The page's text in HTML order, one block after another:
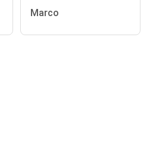
Marco